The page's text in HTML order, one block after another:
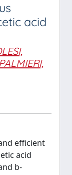
acid
PALMIERI,
efficient
acid
b-